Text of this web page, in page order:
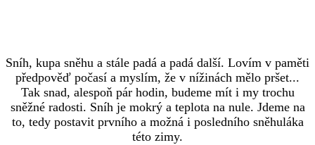
Sníh, kupa sněhu a stále padá a padá další. Lovím v paměti
předpověď počasí a myslím, že v nížinách mělo pršet...
Tak snad, alespoň pár hodin, budeme mít i my trochu
sněžné radosti. Sníh je mokrý a teplota na nule. Jdeme na
to, tedy postavit prvního a možná i posledního sněhuláka
této zimy.